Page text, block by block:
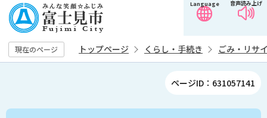
の
ペ
ー
音声読み上げ
Language
現在のページ トップページ くらし・手続き ごみ・リサ
ページID：631057141
本